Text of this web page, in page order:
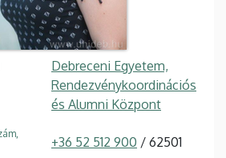
Debreceni Egyetem,
Rendezvénykoordinációs
és Alumni Központ
+36 52 512 900 / 62501